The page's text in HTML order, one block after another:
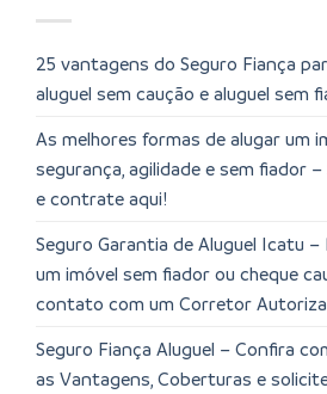
25 vantagens do Seguro Fiança
aluguel sem caução e aluguel sem
As melhores formas de alugar um
segurança, agilidade e sem fiador
e contrate aqui!
Seguro Garantia de Aluguel Icatu
um imóvel sem fiador ou cheque
contato com um Corretor
Seguro Fiança Aluguel – Confira
as Vantagens, Coberturas e